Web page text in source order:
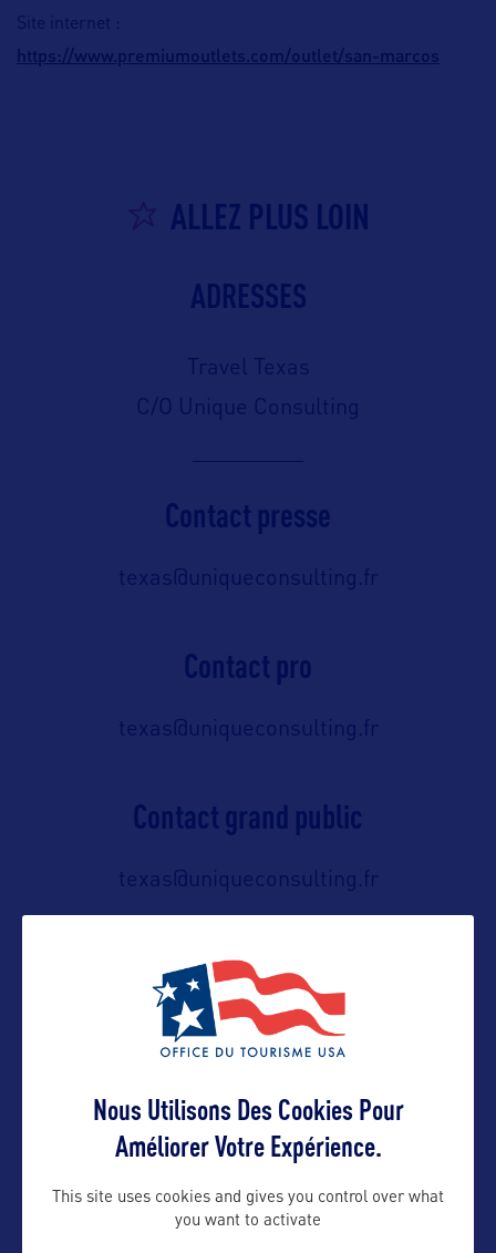
Site internet :
https://www.premiumoutlets.com/outlet/san-marcos
ALLEZ PLUS LOIN
ADRESSES
Travel Texas
C/O Unique Consulting
Contact presse
texas@uniqueconsulting.fr
Contact pro
texas@uniqueconsulting.fr
Contact grand public
texas@uniqueconsulting.fr
Suivre
Nous Utilisons Des Cookies Pour
Améliorer Votre Expérience.
This site uses cookies and gives you control over what
you want to activate